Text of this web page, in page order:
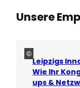
Unsere
©
Leipzigs
Wie Ihr
ups &